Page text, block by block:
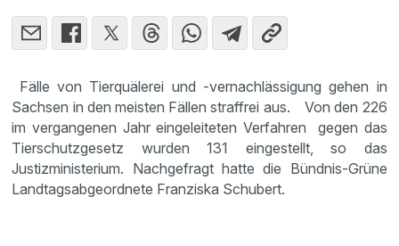
Fälle von Tierquälerei und -vernachlässigung gehen in
Sachsen in den meisten Fällen straffrei aus. Von den 226
im vergangenen Jahr eingeleiteten Verfahren gegen das
Tierschutzgesetz wurden 131 eingestellt, so das
Justizministerium. Nachgefragt hatte die Bündnis-Grüne
Landtagsabgeordnete Franziska Schubert.